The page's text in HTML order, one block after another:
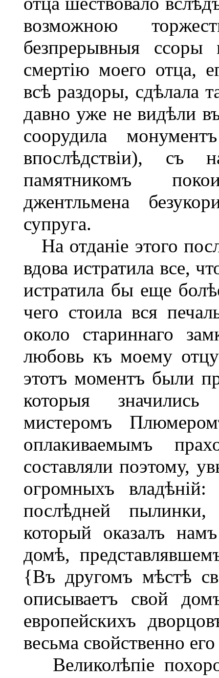
возможною
безпрерывныя
смертію моего отца,
всѣ раздоры, сдѣлала
давно уже не видѣли
соорудила
впослѣдствіи), съ
памятникомъ
джентльмена
супруга.
На отданіе этого
вдова истратила все,
истратила бы еще
чего стоила вся
около стариннаго
любовь къ моему
этотъ моментъ были
которыя
мистеромъ
оплакиваемымъ
составляли поэтому,
огромныхъ
послѣдней
который оказалъ
домѣ,
{Въ другомъ мѣстѣ
описываетъ свой
европейскихъ
весьма свойственно
Великолѣпіе